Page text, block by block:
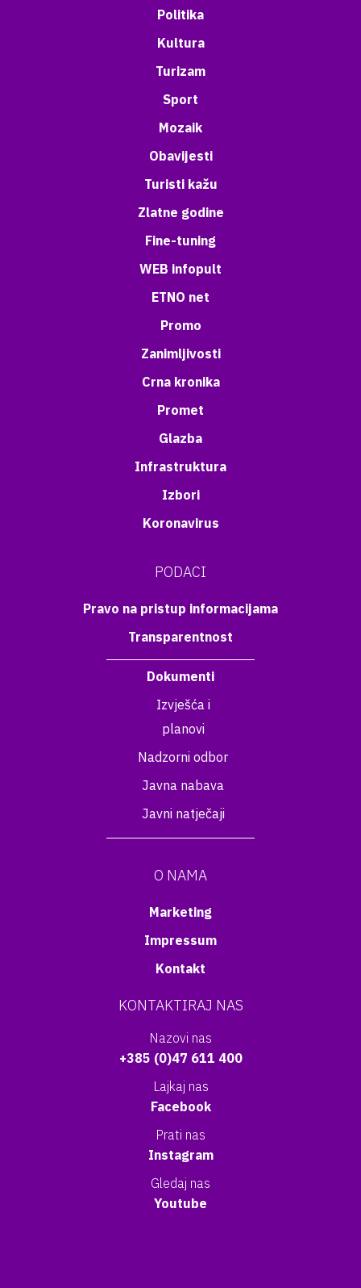
Politika
Kultura
Turizam
Sport
Mozaik
Obavijesti
Turisti kažu
Zlatne godine
Fine-tuning
WEB infopult
ETNO net
Promo
Zanimljivosti
Crna kronika
Promet
Glazba
Infrastruktura
Izbori
Koronavirus
PODACI
Pravo na pristup informacijama
Transparentnost
Dokumenti
Izvješća i
planovi
Nadzorni odbor
Javna nabava
Javni natječaji
O NAMA
Marketing
Impressum
Kontakt
KONTAKTIRAJ NAS
Nazovi nas
+385 (0)47 611 400
Lajkaj nas
Facebook
Prati nas
Instagram
Gledaj nas
Youtube